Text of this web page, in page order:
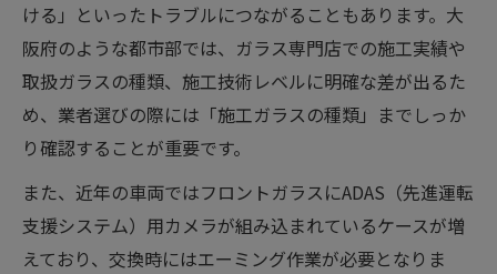
ける」といったトラブルにつながることもあります。大
阪府のような都市部では、ガラス専門店での施工実績や
取扱ガラスの種類、施工技術レベルに明確な差が出るた
め、業者選びの際には「施工ガラスの種類」までしっか
り確認することが重要です。
また、近年の車両ではフロントガラスにADAS（先進運転
支援システム）用カメラが組み込まれているケースが増
えており、交換時にはエーミング作業が必要となりま